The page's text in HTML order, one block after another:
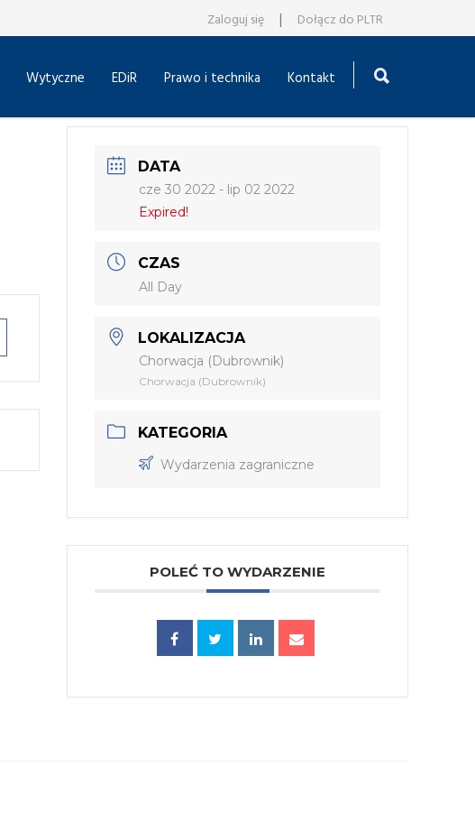
Zaloguj się | Dołącz do PLTR
Wytyczne EDiR Prawo i technika Kontakt
DATA
cze 30 2022 - lip 02 2022
Expired!
CZAS
All Day
LOKALIZACJA
Chorwacja (Dubrownik)
Chorwacja (Dubrownik)
KATEGORIA
Wydarzenia zagraniczne
POLEĆ TO WYDARZENIE